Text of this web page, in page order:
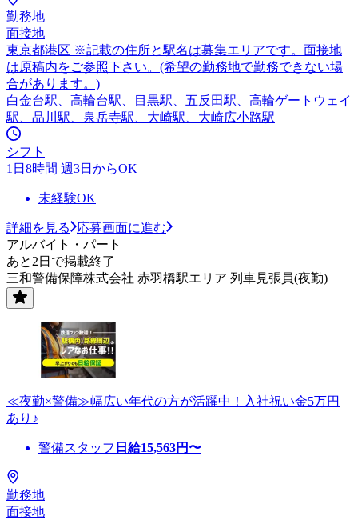
勤務地
面接地
東京都港区 ※記載の住所と駅名は募集エリアです。面接地
は原稿内をご参照下さい。(希望の勤務地で勤務できない場
合があります。)
白金台駅、高輪台駅、目黒駅、五反田駅、高輪ゲートウェイ
駅、品川駅、泉岳寺駅、大崎駅、大崎広小路駅
シフト
1日8時間 週3日からOK
未経験OK
詳細を見る
応募画面に進む
アルバイト・パート
あと2日で掲載終了
三和警備保障株式会社 赤羽橋駅エリア 列車見張員(夜勤)
≪夜勤×警備≫幅広い年代の方が活躍中！入社祝い金5万円
あり♪
警備スタッフ 日給15,563円〜
勤務地
面接地